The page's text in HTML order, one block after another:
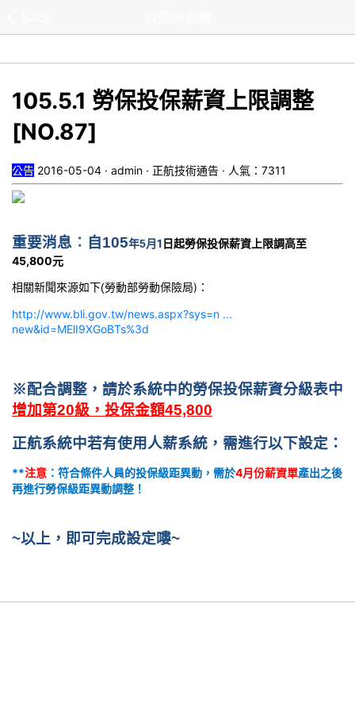
105.5.1 勞保投保薪資上限調整
[NO.87]
公告 2016-05-04 · admin · 正航技術通告 · 人氣：7311
重要消息 ： 自105年5月1日起勞保投保薪資上限調高至
45,800元
相關新聞來源如下(勞動部勞動保險局)：
http://www.bli.gov.tw/news.aspx?sys=n ...
new&id=MElI9XGoBTs%3d
※配合調整，請於系統中的勞保投保薪資分級表中
增加第20級，投保金額45,800
正航系統中若有使用人薪系統，需進行以下設定：
**注意 ：符合條件人員的投保級距異動，需於4月份薪資單產出之後
再進行勞保級距異動調整 ！
~以上，即可完成設定嘍~